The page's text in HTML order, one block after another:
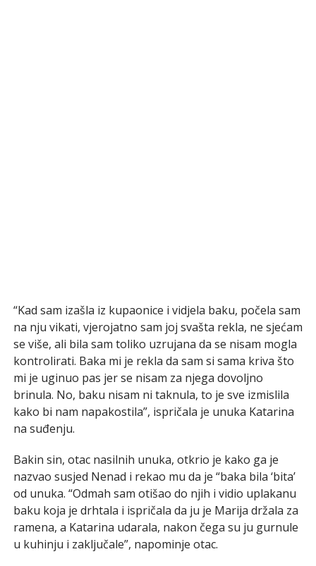
“Kad sam izašla iz kupaonice i vidjela baku, počela sam
na nju vikati, vjerojatno sam joj svašta rekla, ne sjećam
se više, ali bila sam toliko uzrujana da se nisam mogla
kontrolirati. Baka mi je rekla da sam si sama kriva što
mi je uginuo pas jer se nisam za njega dovoljno
brinula. No, baku nisam ni taknula, to je sve izmislila
kako bi nam napakostila”, ispričala je unuka Katarina
na suđenju.
Bakin sin, otac nasilnih unuka, otkrio je kako ga je
nazvao susjed Nenad i rekao mu da je “baka bila ‘bita’
od unuka. “Odmah sam otišao do njih i vidio uplakanu
baku koja je drhtala i ispričala da ju je Marija držala za
ramena, a Katarina udarala, nakon čega su ju gurnule
u kuhinju i zaključale”, napominje otac.